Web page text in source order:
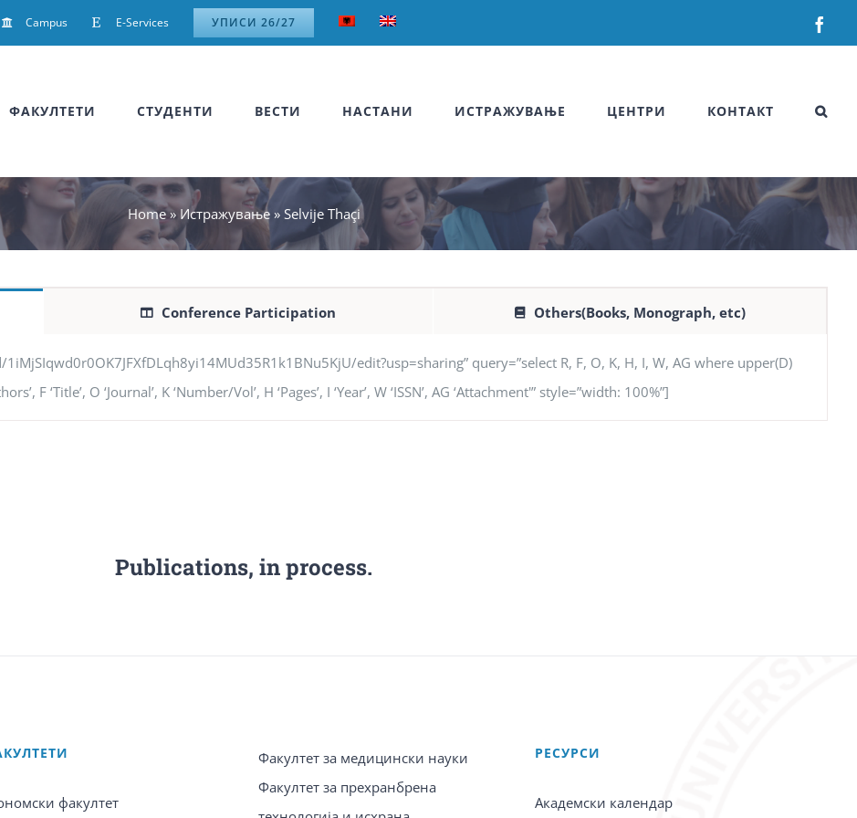
Campus E-Services УПИСИ 26/27
ФАКУЛТЕТИ СТУДЕНТИ ВЕСТИ НАСТАНИ ИСТРАЖУВАЊЕ ЦЕНТРИ КОНТАКТ
Home»Истражување» Selvije Thaçi
Conference Participation Others(Books, Monograph, etc)
edit?usp=sharing” query=”select R, F, O, K, H, I, W, AG where upper(D)
F ‘Title’, O ‘Journal’, K ‘Number/Vol’, H ‘Pages’, I ‘Year’, W ‘ISSN’, AG ‘Attachment'” style=”width: 100%”]
Publications, in process.
факултет
Факултет за медицински науки
Факултет за прехранбрена
PЕСУРСИ
Академски календар